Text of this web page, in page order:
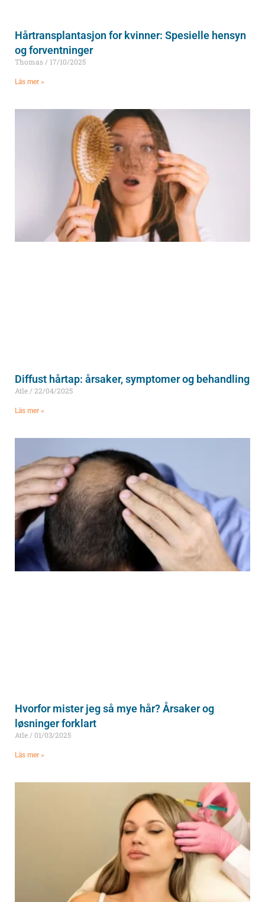
Hårtransplantasjon for kvinner: Spesielle hensyn
og forventninger
Thomas 17/10/2025
Läs mer »
Diffust hårtap: årsaker, symptomer og behandling
Atle 22/04/2025
Läs mer »
Hvorfor mister jeg så mye hår? Årsaker og
løsninger forklart
Atle 01/03/2025
Läs mer »